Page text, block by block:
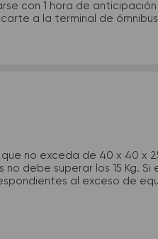
con 1 hora de
a la terminal de
no exceda de 40 x 40 x
debe superar los 15 Kg.
al exceso de